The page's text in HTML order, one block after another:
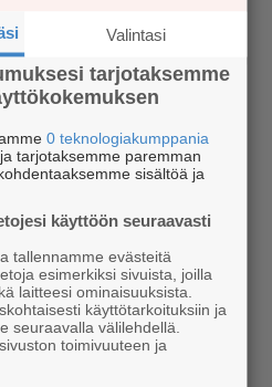
pyöräilyyn
rullaavat, mutta mistä
Valintasi
tarjotaksemme
0 teknologiakumppania
tarjotaksemme paremman
sisältöä ja
käyttöön seuraavasti
tallennamme evästeitä
esimerkiksi sivuista, joilla
laitteesi ominaisuuksista.
käyttötarkoituksiin ja
seuraavalla välilehdellä.
toimivuuteen ja